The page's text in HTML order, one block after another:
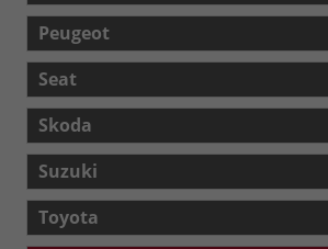
Peugeot
Seat
Skoda
Suzuki
Toyota